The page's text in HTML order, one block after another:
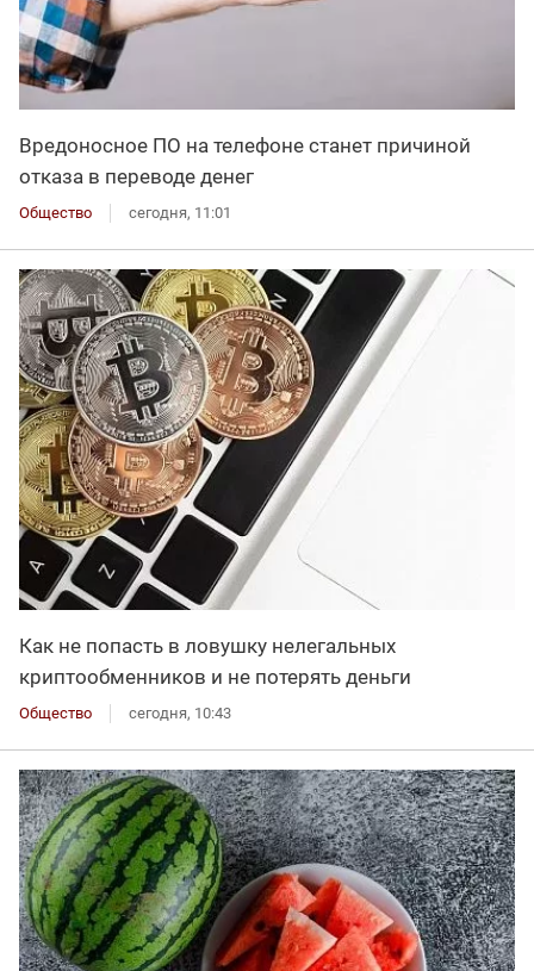
Вредоносное ПО на телефоне станет причиной
отказа в переводе денег
Общество сегодня, 11:01
Как не попасть в ловушку нелегальных
криптообменников и не потерять деньги
Общество сегодня, 10:43